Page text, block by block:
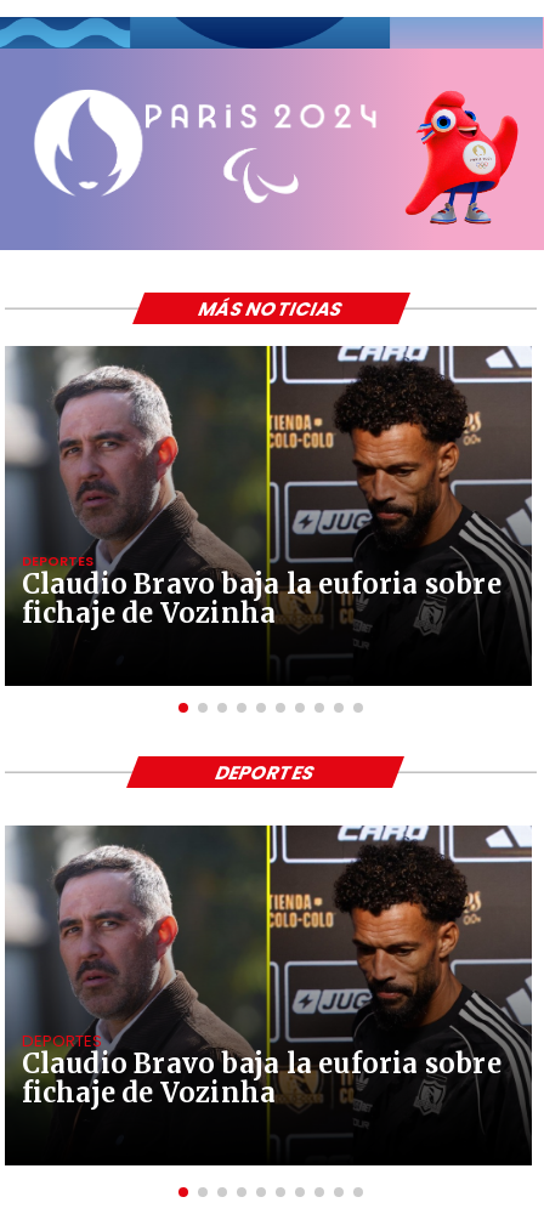
Claudio Bravo baja la euforia sobre
fichaje de Vozinha
DEPORTES
MÁS NOTICIAS
Claudio Bravo baja la euforia sobre
fichaje de Vozinha
DEPORTES
DEPORTES